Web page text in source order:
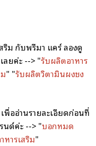
ริมกับพรีมา แคร์ ลองดู
ลยค่ะ --> "รับผลิตอาหาร
" "รับผลิตวิตามินผงชง
พื่ออ่านรายละเอียดก่อนที่
นด์ค่ะ --> "บอกหมด
ารเสริม"